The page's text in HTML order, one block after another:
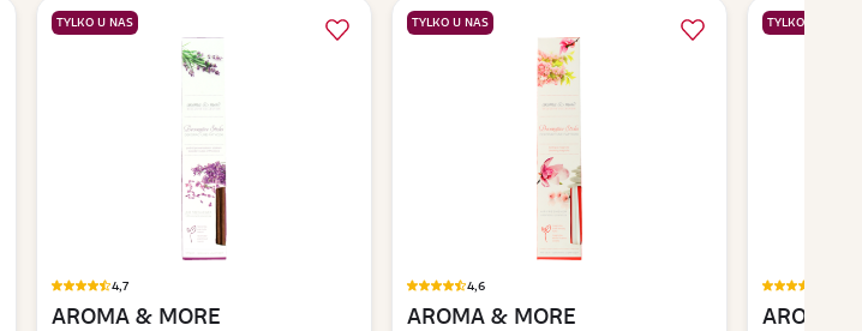
TYLKO U NAS
4,7
AROMA & MORE
TYLKO U NAS
4,6
AROMA & MORE
TYLKO U NAS
AROMA